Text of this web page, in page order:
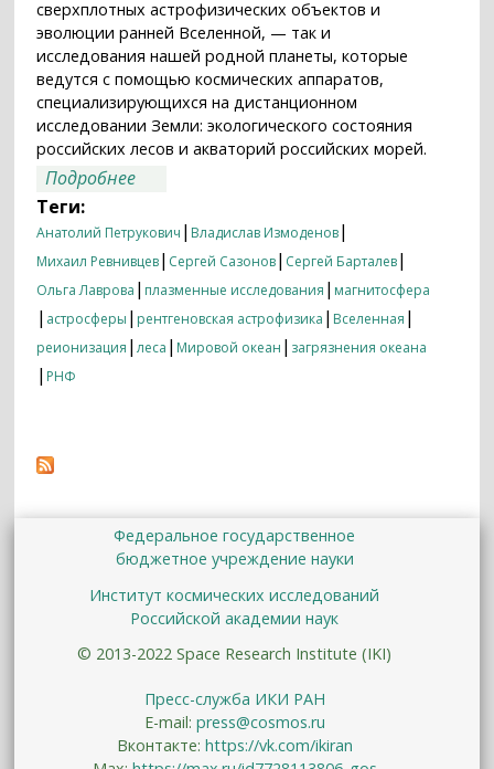
сверхплотных астрофизических объектов и
эволюции ранней Вселенной, — так и
исследования нашей родной планеты, которые
ведутся с помощью космических аппаратов,
специализирующихся на дистанционном
исследовании Земли: экологического состояния
российских лесов и акваторий российских морей.
Подробнее
научного фонда
Теги:
Анатолий Петрукович | Владислав Измоденов|
Михаил Ревнивцев| Сергей Сазонов| Сергей Барталев|
Ольга Лаврова | плазменные исследования | магнитосфера
| астросферы | рентгеновская астрофизика | Вселенная |
реионизация |леса | Мировой океан | загрязнения океана
| РНФ
Федеральное государственное
бюджетное учреждение науки
Институт космических исследований
Российской академии наук
© 2013-2022 Space Research Institute (IKI)
Пресс-служба ИКИ РАН
E-mail: press@cosmos.ru
Вконтакте: https://vk.com/ikiran